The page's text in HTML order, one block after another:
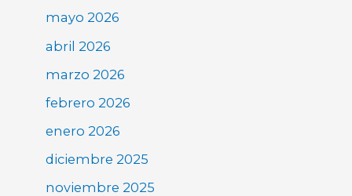
mayo 2026
abril 2026
marzo 2026
febrero 2026
enero 2026
diciembre 2025
noviembre 2025